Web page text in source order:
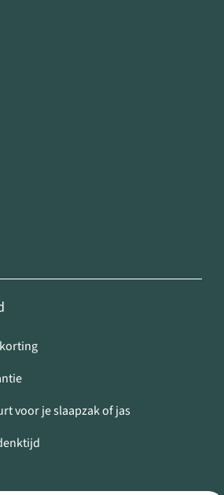
voor je slaapzak of jas